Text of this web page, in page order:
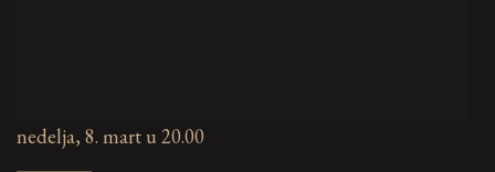
nedelja, 8. mart u 20.00